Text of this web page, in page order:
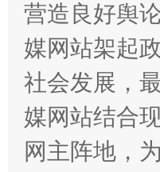
营造良好舆
媒网站架起
社会发展，
媒网站结合
网主阵地，